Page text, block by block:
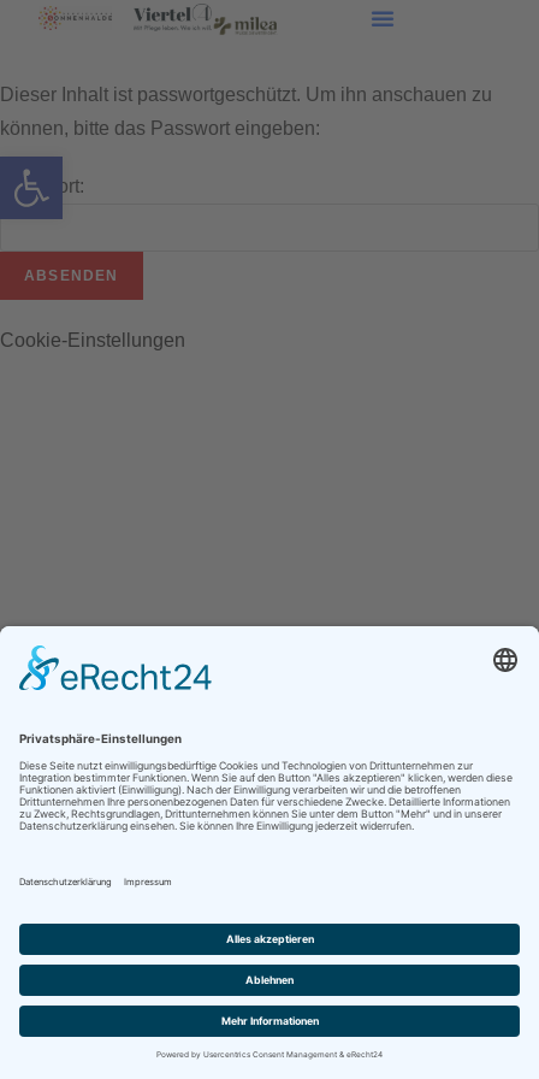
Werkzeugleiste öffnen
Dieser Inhalt ist passwortgeschützt. Um ihn anschauen zu
können, bitte das Passwort eingeben:
Passwort:
Cookie-Einstellungen
Deutsch